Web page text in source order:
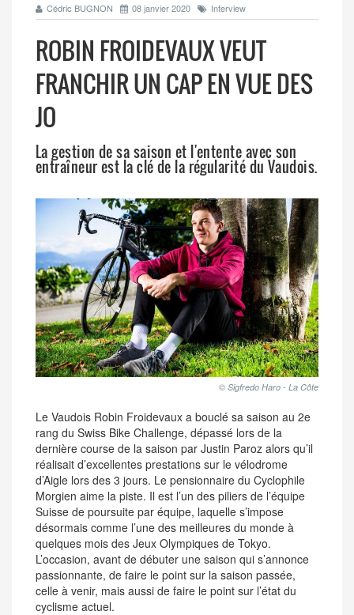
Cédric BUGNON 08 janvier 2020 Interview
ROBIN FROIDEVAUX VEUT
FRANCHIR UN CAP EN VUE DES
JO
La gestion de sa saison et l'entente avec son
entraîneur est la clé de la régularité du Vaudois.
© Sigfredo Haro - La Côte
Le Vaudois Robin Froidevaux a bouclé sa saison au 2e
rang du Swiss Bike Challenge, dépassé lors de la
dernière course de la saison par Justin Paroz alors qu’il
réalisait d’excellentes prestations sur le vélodrome
d’Aigle lors des 3 jours. Le pensionnaire du Cyclophile
Morgien aime la piste. Il est l’un des piliers de l’équipe
Suisse de poursuite par équipe, laquelle s’impose
désormais comme l’une des meilleures du monde à
quelques mois des Jeux Olympiques de Tokyo.
L’occasion, avant de débuter une saison qui s’annonce
passionnante, de faire le point sur la saison passée,
celle à venir, mais aussi de faire le point sur l’état du
cyclisme actuel.